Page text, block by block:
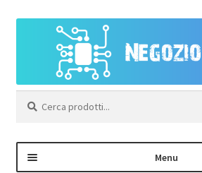
navigazione
contenuto
Menu